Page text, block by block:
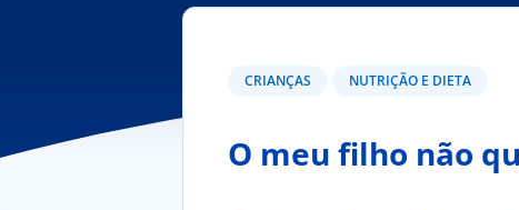
CRIANÇAS NUTRIÇÃO E DIETA
O meu filho não